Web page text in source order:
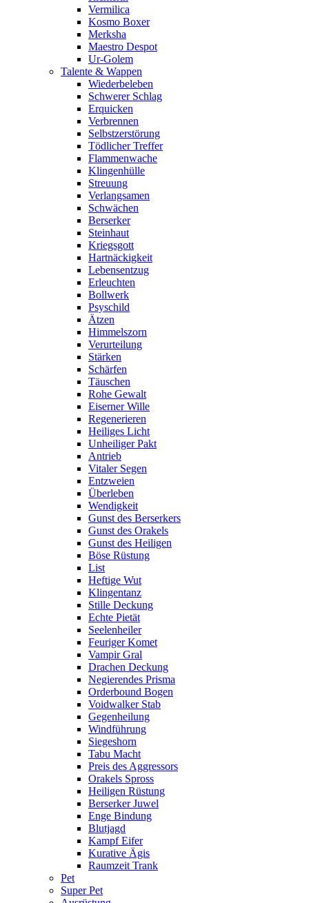
Vermilica
Kosmo Boxer
Merksha
Maestro Despot
Ur-Golem
Talente & Wappen
Wiederbeleben
Schwerer Schlag
Erquicken
Verbrennen
Selbstzerstörung
Tödlicher Treffer
Flammenwache
Klingenhülle
Streuung
Verlangsamen
Schwächen
Berserker
Steinhaut
Kriegsgott
Hartnäckigkeit
Lebensentzug
Erleuchten
Bollwerk
Psyschild
Ätzen
Himmelszorn
Verurteilung
Stärken
Schärfen
Täuschen
Rohe Gewalt
Eiserner Wille
Regenerieren
Heiliges Licht
Unheiliger Pakt
Antrieb
Vitaler Segen
Entzweien
Überleben
Wendigkeit
Gunst des Berserkers
Gunst des Orakels
Gunst des Heiligen
Böse Rüstung
List
Heftige Wut
Klingentanz
Stille Deckung
Echte Pietät
Seelenheiler
Feuriger Komet
Vampir Gral
Drachen Deckung
Negierendes Prisma
Orderbound Bogen
Voidwalker Stab
Gegenheilung
Windführung
Siegeshorn
Tabu Macht
Preis des Aggressors
Orakels Spross
Heiligen Rüstung
Berserker Juwel
Enge Bindung
Blutjagd
Kampf Eifer
Kurative Ägis
Raumzeit Trank
Pet
Super Pet